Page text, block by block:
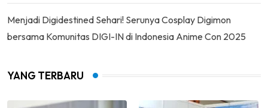
Menjadi Digidestined Sehari! Serunya Cosplay Digimon
bersama Komunitas DIGI-IN di Indonesia Anime Con 2025
YANG TERBARU